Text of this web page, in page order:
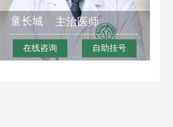
童长城 主治医师
在线咨询 自助挂号